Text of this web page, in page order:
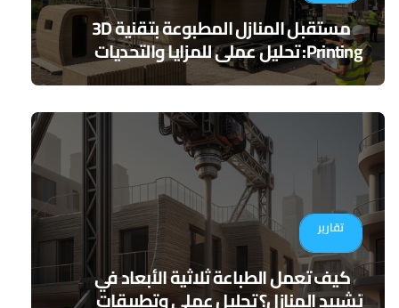
مستقبل المنازل المطبوعة بتقنية 3D
Printing: تحليل عملي للمزايا والتحديات
تقارير
كيف تعمل الطباعة ثلاثية الأبعاد في
تشييد المنازل؟ تحليل عملي وتطبيقات